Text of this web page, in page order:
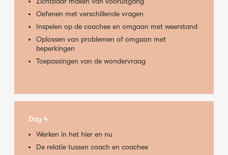
Oefenen met verschillende vragen
Inspelen op de coachee en omgaan met weerstand
Oplossen van problemen of omgaan met
beperkingen
Toepassingen van de wondervraag
Dag 4
Werken in het hier en nu
De relatie tussen coach en coachee